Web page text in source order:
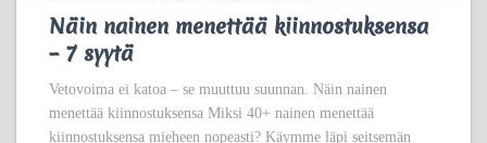
Näin nainen menettää kiinnostuksensa
– 7 syytä
Vetovoima ei katoa – se muuttuu suunnan. Näin nainen
menettää kiinnostuksensa Miksi 40+ nainen menettää
kiinnostuksensa mieheen nopeasti? Käymme läpi seitsemän